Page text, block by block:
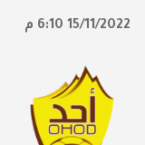
15/11/2022